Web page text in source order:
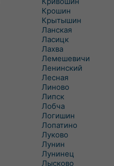
Крошин
Крытышин
Ланская
Ласицк
Лахва
Лемешевичи
Ленинский
Лесная
Линово
Липск
Лобча
Логишин
Лопатино
Луково
Лунин
Лунинец
Лысково